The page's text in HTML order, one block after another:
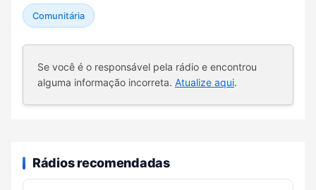
Comunitária
Se você é o responsável pela rádio e encontrou
alguma informação incorreta. Atualize aqui.
Rádios recomendadas